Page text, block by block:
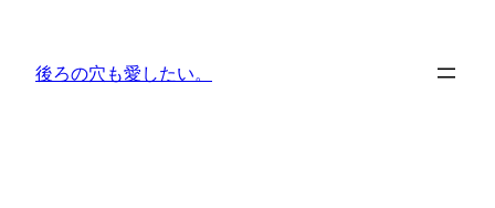
後ろの穴も愛したい。